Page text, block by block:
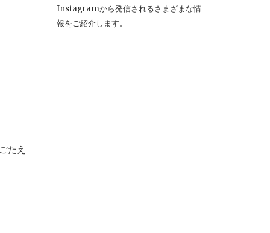
たえ
Instagramから発信されるさまざまな情
報をご紹介します。